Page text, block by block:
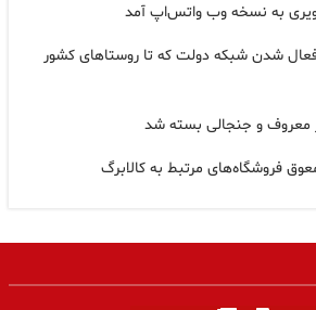
به نسخه وب واتس‌اپ آمد
شدن شبکه دولت که تا روستاهای کشور
معروف و جنجالی بسته شد
فروشگاه‌های مرتبط به کالابرگ